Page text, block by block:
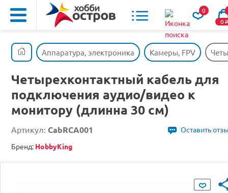
0
0o
Аппаратура, электроника Камеры, FPV
Четырехконтактный кабель для
подключения аудио/видео к
монитору (длинна 30 см)
Артикул: CabRCA001
Оставить
Бренд: HobbyKing